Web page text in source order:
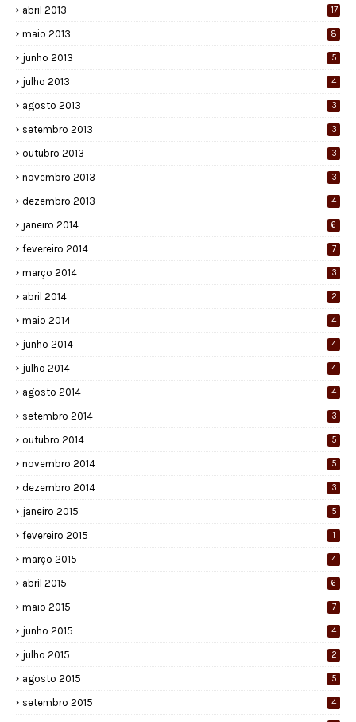
abril 2013 17
maio 2013 8
junho 2013 5
julho 2013 4
agosto 2013 3
setembro 2013 3
outubro 2013 3
novembro 2013 3
dezembro 2013 4
janeiro 2014 6
fevereiro 2014 7
março 2014 3
abril 2014 2
maio 2014 4
junho 2014 4
julho 2014 4
agosto 2014 4
setembro 2014 3
outubro 2014 5
novembro 2014 5
dezembro 2014 3
janeiro 2015 5
fevereiro 2015 1
março 2015 4
abril 2015 6
maio 2015 7
junho 2015 4
julho 2015 2
agosto 2015 5
setembro 2015 4